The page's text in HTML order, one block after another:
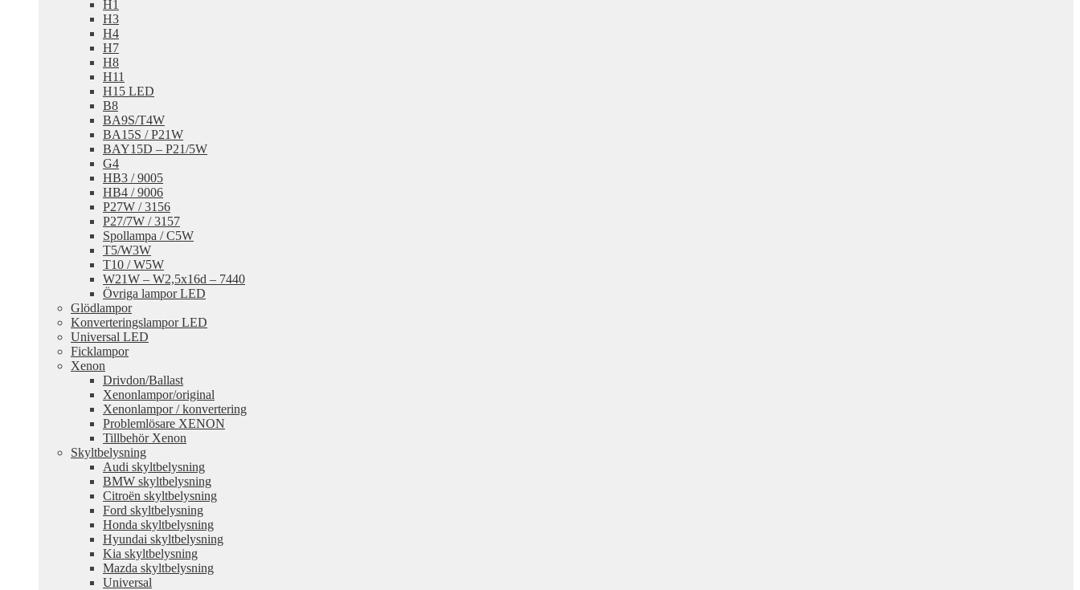
H1
H3
H4
H7
H8
H11
H15 LED
B8
BA9S/T4W
BA15S / P21W
BAY15D – P21/5W
G4
HB3 / 9005
HB4 / 9006
P27W / 3156
P27/7W / 3157
Spollampa / C5W
T5/W3W
T10 / W5W
W21W – W2,5x16d – 7440
Övriga lampor LED
Glödlampor
Konverteringslampor LED
Universal LED
Ficklampor
Xenon
Drivdon/Ballast
Xenonlampor/original
Xenonlampor / konvertering
Problemlösare XENON
Tillbehör Xenon
Skyltbelysning
Audi skyltbelysning
BMW skyltbelysning
Citroën skyltbelysning
Ford skyltbelysning
Honda skyltbelysning
Hyundai skyltbelysning
Kia skyltbelysning
Mazda skyltbelysning
Universal